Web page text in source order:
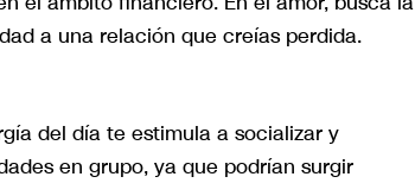
a una relación que creías perdida.
del día te estimula a socializar y
en grupo, ya que podrían surgir